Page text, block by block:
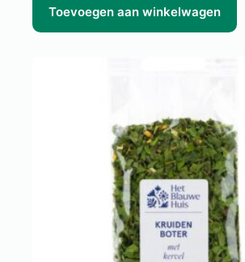
Toevoegen aan winkelwagen